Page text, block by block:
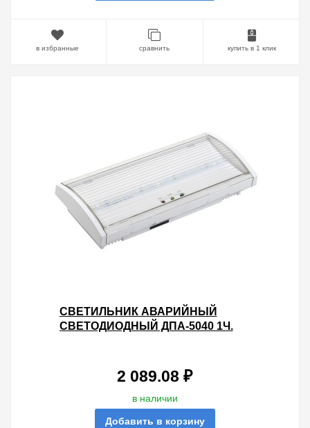
в избранные сравнить купить в 1 клик
СВЕТИЛЬНИК АВАРИЙНЫЙ
СВЕТОДИОДНЫЙ ДПА-5040 1Ч.
ОСВЕЩЕНИЯ2 089.08 ₽
в наличии
Добавить в корзину